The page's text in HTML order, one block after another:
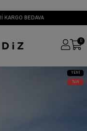
KARGO BEDAVA
0
YENI
ÜRÜN
25